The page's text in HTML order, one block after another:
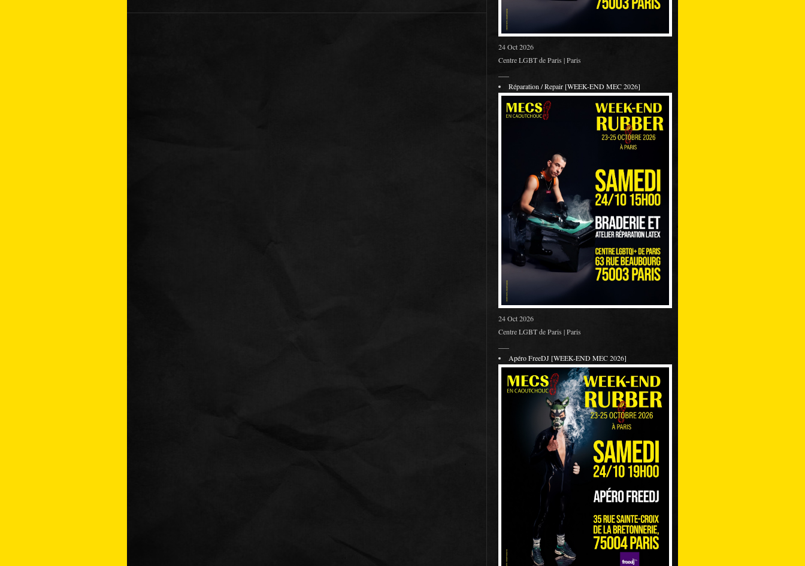
24 Oct 2026
Centre LGBT de Paris | Paris
Réparation / Repair [WEEK-END MEC 2026]
24 Oct 2026
Centre LGBT de Paris | Paris
Apéro FreeDJ [WEEK-END MEC 2026]